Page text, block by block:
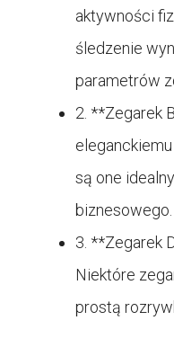
aktywności
śledzenie
parametrów
2. **Zegarek
są one
biznesowego.
3. **Zegarek
Niektóre
prostą